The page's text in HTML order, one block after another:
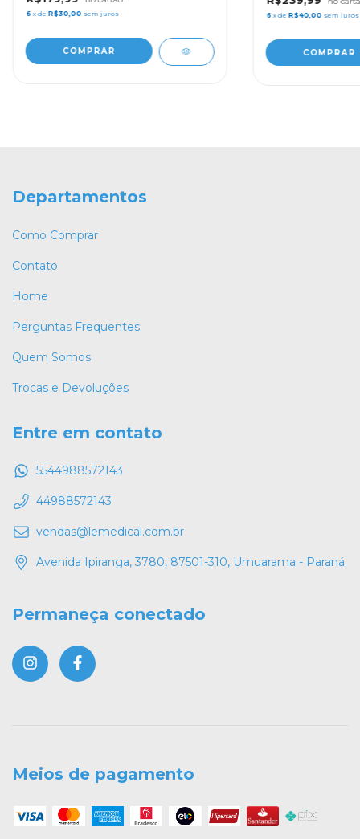
6 x de R$30,00 sem juros 6 x de R$40,00 sem juros
Departamentos
Como Comprar
Contato
Home
Perguntas Frequentes
Quem Somos
Trocas e Devoluções
Entre em contato
5544988572143
44988572143
vendas@lemedical.com.br
Avenida Ipiranga, 3780, 87501-310, Umuarama - Paraná.
Permaneça conectado
Meios de pagamento